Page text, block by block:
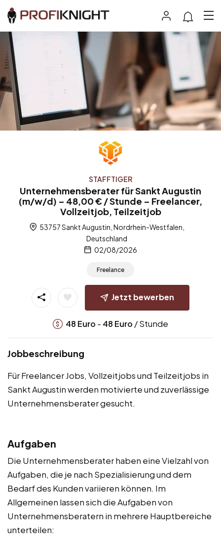
STAFFTIGER
Unternehmensberater für Sankt Augustin
(m/w/d) – 48,00 € / Stunde – Freelancer,
Vollzeitjob, Teilzeitjob
53757 Sankt Augustin, Nordrhein-Westfalen,
Deutschland
02/08/2026
Freelance
Jetzt bewerben
48 Euro - 48 Euro / Stunde
Jobbeschreibung
Für Freelancer Jobs, Vollzeitjobs und Teilzeitjobs in
Sankt Augustin werden motivierte und zuverlässige
Unternehmensberater gesucht.
Aufgaben
Die Unternehmensberater haben eine Vielzahl von
Aufgaben, die je nach Spezialisierung und dem
Bedarf des Kunden variieren können. Im
Allgemeinen lassen sich die Aufgaben von
Unternehmensberatern in mehrere Hauptbereiche
unterteilen: